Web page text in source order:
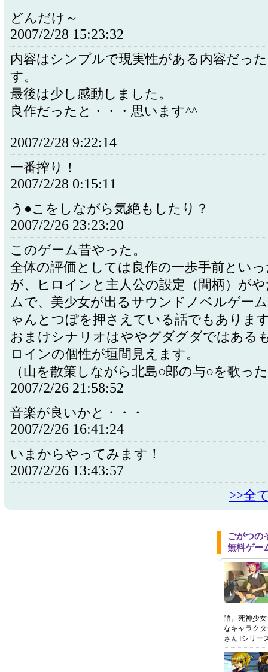
どんだけ～
2007/2/28 15:23:32
内容はシンプルで現実性がある内容だっ
す。
最後は少し感動しました。
良作だったと・・・思います^^
2007/2/28 9:22:14
一番搾り！
2007/2/28 0:15:11
う●こをしながら気絶もしたり？
2007/2/26 23:23:20
このゲーム昔やった。
全体の評価としては良作の一歩手前とい
が、ヒロインと主人公の設定（間柄）が
ムで、美少女が出るサウンドノベルゲー
ゃんとつぼを押さえている話でもありま
おまけシナリオはややグダグダではある
ロインの個性が垣間見えます。
（山を散策しながら北島○郎の与○を歌っ
2007/2/26 21:58:52
音楽が良いかと・・・
2007/2/26 16:41:24
いまからやってみます！
2007/2/26 13:43:57
>>全
ごがつの
無料ゲー
語。死神少
なキャラク
さん｣シリー